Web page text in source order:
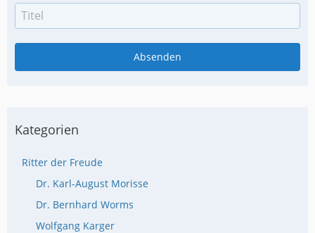
Kategorien
Ritter der Freude
Dr. Karl-August Morisse
Dr. Bernhard Worms
Wolfgang Karger